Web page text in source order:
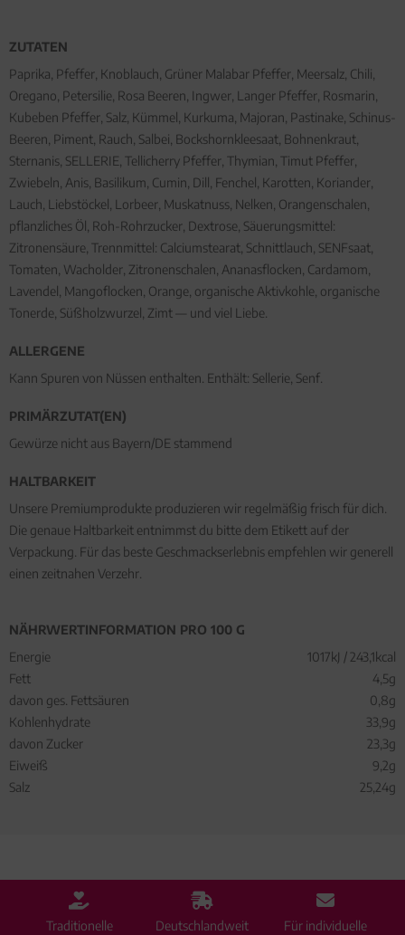
ZUTATEN
Paprika, Pfeffer, Knoblauch, Grüner Malabar Pfeffer, Meersalz, Chili,
Oregano, Petersilie, Rosa Beeren, Ingwer, Langer Pfeffer, Rosmarin,
Kubeben Pfeffer, Salz, Kümmel, Kurkuma, Majoran, Pastinake, Schinus-
Beeren, Piment, Rauch, Salbei, Bockshornkleesaat, Bohnenkraut,
Sternanis, SELLERIE, Tellicherry Pfeffer, Thymian, Timut Pfeffer,
Zwiebeln, Anis, Basilikum, Cumin, Dill, Fenchel, Karotten, Koriander,
Lauch, Liebstöckel, Lorbeer, Muskatnuss, Nelken, Orangenschalen,
pflanzliches Öl, Roh-Rohrzucker, Dextrose, Säuerungsmittel:
Zitronensäure, Trennmittel: Calciumstearat, Schnittlauch, SENFsaat,
Tomaten, Wacholder, Zitronenschalen, Ananasflocken, Cardamom,
Lavendel, Mangoflocken, Orange, organische Aktivkohle, organische
Tonerde, Süßholzwurzel, Zimt — und viel Liebe.
ALLERGENE
Kann Spuren von Nüssen enthalten. Enthält: Sellerie, Senf.
PRIMÄRZUTAT(EN)
Gewürze nicht aus Bayern/DE stammend
HALTBARKEIT
Unsere Premiumprodukte produzieren wir regelmäßig frisch für dich.
Die genaue Haltbarkeit entnimmst du bitte dem Etikett auf der
Verpackung. Für das beste Geschmackserlebnis empfehlen wir generell
einen zeitnahen Verzehr.
NÄHRWERTINFORMATION PRO 100 G
Energie
1017kJ / 243,1kcal
Fett
4,5g
davon ges. Fettsäuren
0,8g
Kohlenhydrate
33,9g
davon Zucker
23,3g
Eiweiß
9,2g
Salz
25,24g
Traditionelle
Deutschlandweit
Für individuelle